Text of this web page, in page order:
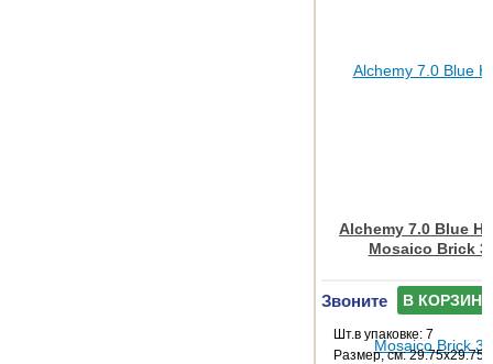
Alchemy 7.0 Blue
Mosaico Brick
Звоните В КОРЗИНУ
Шт.в упаковке: 7
Размер, см: 29.75x29.75